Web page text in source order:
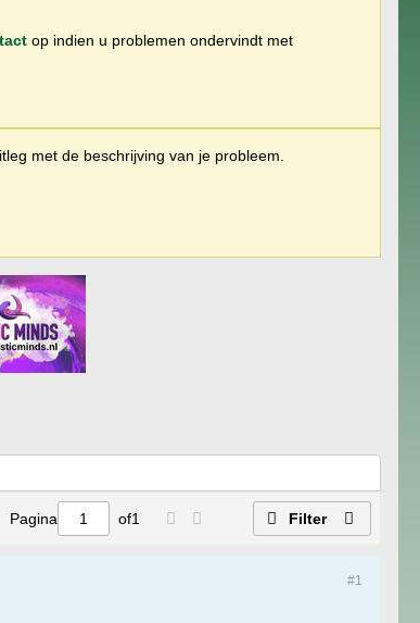
op indien u problemen ondervindt met
met de beschrijving van je probleem.
Pagina of1 Filter
#1